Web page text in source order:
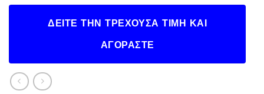
ΔΕΊΤΕ ΤΗΝ ΤΡΈΧΟΥΣΑ ΤΙΜΉ ΚΑΙ
ΑΓΟΡΆΣΤΕ